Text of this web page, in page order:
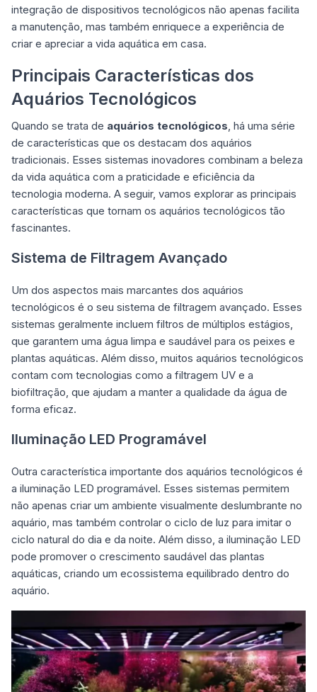
integração de dispositivos tecnológicos não apenas facilita
a manutenção, mas também enriquece a experiência de
criar e apreciar a vida aquática em casa.
Principais Características dos
Aquários Tecnológicos
Quando se trata de aquários tecnológicos , há uma série
de características que os destacam dos aquários
tradicionais. Esses sistemas inovadores combinam a beleza
da vida aquática com a praticidade e eficiência da
tecnologia moderna. A seguir, vamos explorar as principais
características que tornam os aquários tecnológicos tão
fascinantes.
Sistema de Filtragem Avançado
Um dos aspectos mais marcantes dos aquários
tecnológicos é o seu sistema de filtragem avançado. Esses
sistemas geralmente incluem filtros de múltiplos estágios,
que garantem uma água limpa e saudável para os peixes e
plantas aquáticas. Além disso, muitos aquários tecnológicos
contam com tecnologias como a filtragem UV e a
biofiltração, que ajudam a manter a qualidade da água de
forma eficaz.
Iluminação LED Programável
Outra característica importante dos aquários tecnológicos é
a iluminação LED programável. Esses sistemas permitem
não apenas criar um ambiente visualmente deslumbrante no
aquário, mas também controlar o ciclo de luz para imitar o
ciclo natural do dia e da noite. Além disso, a iluminação LED
pode promover o crescimento saudável das plantas
aquáticas, criando um ecossistema equilibrado dentro do
aquário.